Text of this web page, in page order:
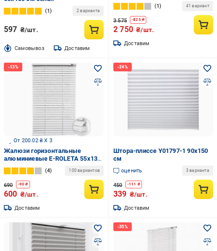
1 2 варианта
597 ₴/шт.
Cамовывоз Доставим
8004 250х200 см Персиковый
(Lain8004-250-200)
1 41 вариант
3 575 -825₴
2 750 ₴/шт.
Доставим
От 200.02 ₴ X 3
Жалюзи горизонтальные
алюминиевые E-ROLETA 55х135
см Белый (451-55-135)
4 100 вариантов
690 -90 ₴
600 ₴/шт.
Доставим
Штора-плиссе Y01797-1 90х150
см
оценить 3 варианта
450 -111 ₴
339 ₴/шт.
Доставим